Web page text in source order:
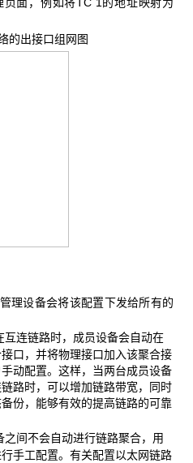
的出接口组网图
理设备会将该配置下发给所有的
连链路时，成员设备会自动在
口，并将物理接口加入该聚合接
动配置。这样，当两台成员设备
路时，可以增加链路带宽，同时
份，能够有效的提高链路的可靠
间不会自动进行链路聚合，用
手工配置。有关配置以太网链路